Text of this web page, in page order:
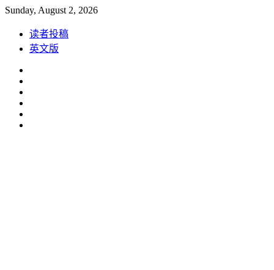
Skip
content
Sunday, August 2, 2026
读者投稿
英文版